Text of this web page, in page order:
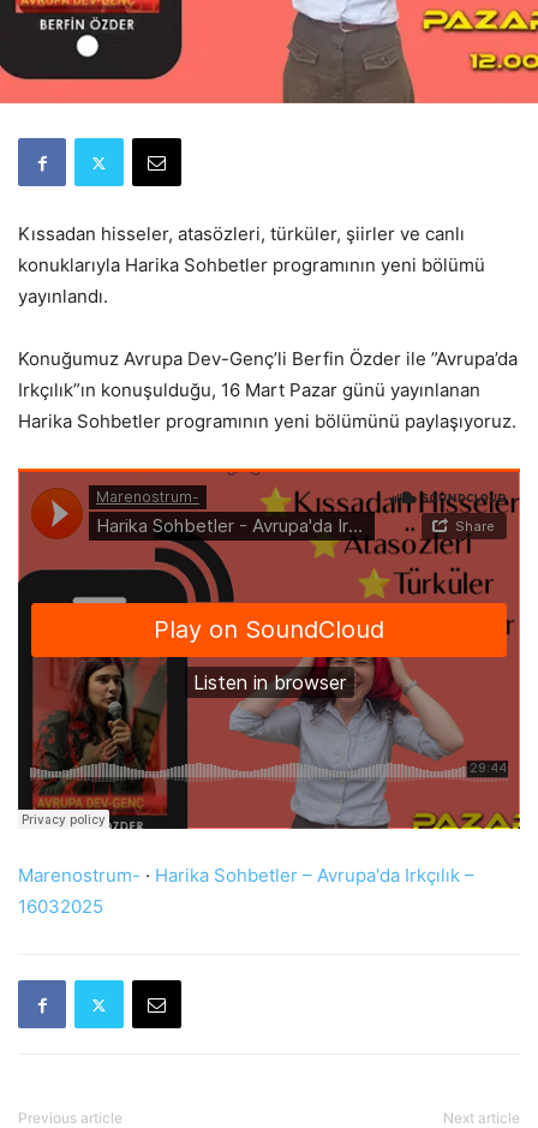
Kıssadan hisseler, atasözleri, türküler, şiirler ve canlı
konuklarıyla Harika Sohbetler programının yeni bölümü
yayınlandı.
Konuğumuz Avrupa Dev-Genç’li Berfin Özder ile ”Avrupa’da
Irkçılık”ın konuşulduğu, 16 Mart Pazar günü yayınlanan
Harika Sohbetler programının yeni bölümünü paylaşıyoruz.
Marenostrum- · Harika Sohbetler – Avrupa'da Irkçılık –
16032025
Previous article Next article